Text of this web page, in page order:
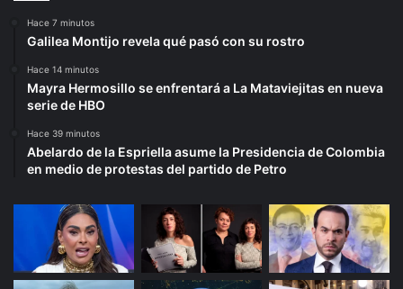
Hace 7 minutos
Galilea Montijo revela qué pasó con su rostro
Hace 14 minutos
Mayra Hermosillo se enfrentará a La Mataviejitas en nueva
serie de HBO
Hace 39 minutos
Abelardo de la Espriella asume la Presidencia de Colombia
en medio de protestas del partido de Petro